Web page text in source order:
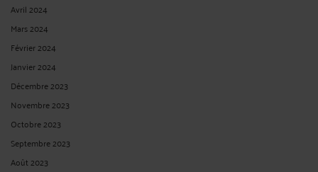
Avril 2024
Mars 2024
Février 2024
Janvier 2024
Décembre 2023
Novembre 2023
Octobre 2023
Septembre 2023
Août 2023